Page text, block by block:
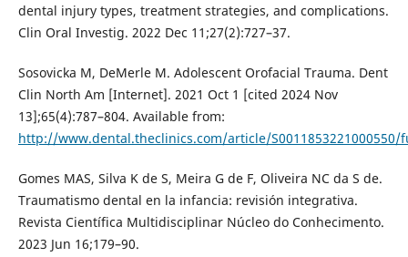
dental injury types, treatment strategies, and complications.
Clin Oral Investig. 2022 Dec 11;27(2):727–37.
Sosovicka M, DeMerle M. Adolescent Orofacial Trauma. Dent
Clin North Am [Internet]. 2021 Oct 1 [cited 2024 Nov
13];65(4):787–804. Available from:
http://www.dental.theclinics.com/article/S0011853221000550/
Gomes MAS, Silva K de S, Meira G de F, Oliveira NC da S de.
Traumatismo dental en la infancia: revisión integrativa.
Revista Científica Multidisciplinar Núcleo do Conhecimento.
2023 Jun 16;179–90.